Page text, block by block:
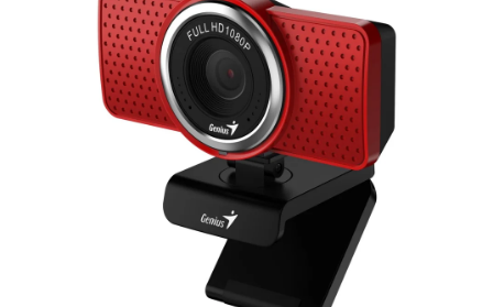
ELEKTRONIKA
PŘEDVÁDĚCÍ ELEKTRONIKA